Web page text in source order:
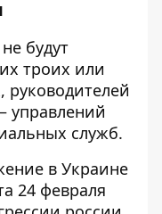
будут
троих или
руководителей
служб.
в Украине
24 февраля